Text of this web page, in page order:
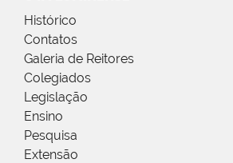
Histórico
Contatos
Galeria de Reitores
Colegiados
Legislação
Ensino
Pesquisa
Extensão